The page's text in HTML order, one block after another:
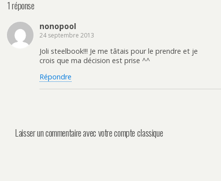
1 réponse
nonopool
24 septembre 2013
Joli steelbook!!! Je me tâtais pour le prendre et je
crois que ma décision est prise ^^
Répondre
Laisser un commentaire avec votre compte classique